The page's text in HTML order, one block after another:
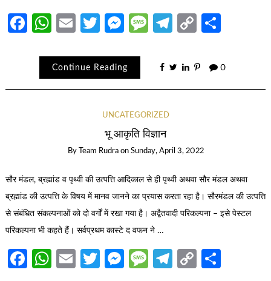
Facebook
WhatsApp
EmailTwitter
Messenger
Message
Telegram
Copy
Continue Reading 0
UNCATEGORIZED
भू आकृति विज्ञान
By Team Rudra on Sunday, April 3, 2022
सौर मंडल, ब्रह्मांड व पृथ्वी की उत्पत्ति आदिकाल से ही पृथ्वी अथवा सौर मंडल अथवा
ब्रह्मांड की उत्पत्ति के विषय में मानव जानने का प्रयास करता रहा है। सौरमंडल की उत्पत्ति
से संबंधित संकल्पनाओं को दो वर्गों में रखा गया है। अद्वैतवादी परिकल्पना – इसे पेस्टल
परिकल्पना भी कहते हैं। सर्वप्रथम कास्टे द वफन ने …
Facebook
WhatsApp
EmailTwitter
Messenger
Message
Telegram
Copy